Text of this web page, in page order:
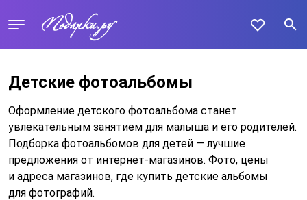
Детские фотоальбомы
Оформление детского фотоальбома станет
увлекательным занятием для малыша и его родителей.
Подборка фотоальбомов для детей — лучшие
предложения от интернет-магазинов. Фото, цены
и адреса магазинов, где купить детские альбомы
для фотографий.